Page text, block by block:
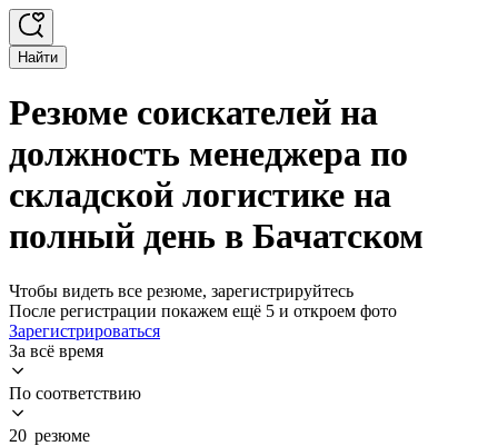
Найти
Резюме соискателей на
должность менеджера по
складской логистике на
полный день в Бачатском
Чтобы видеть все резюме, зарегистрируйтесь
После регистрации покажем ещё 5 и откроем фото
Зарегистрироваться
За всё время
По соответствию
20 резюме